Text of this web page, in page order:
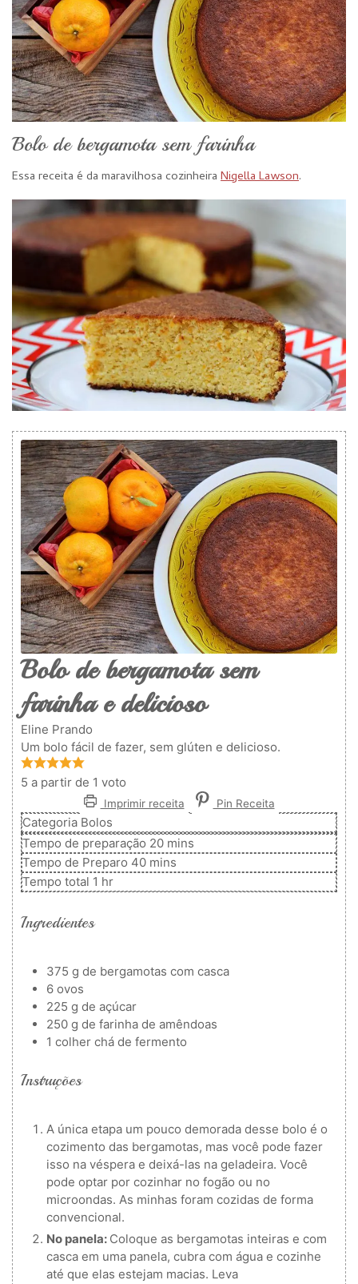
Bolo de bergamota sem farinha
Essa receita é da maravilhosa cozinheira Nigella Lawson.
Bolo de bergamota sem
farinha e delicioso
Eline Prando
Um bolo fácil de fazer, sem glúten e delicioso.
5 a partir de 1 voto
Imprimir receita Pin Receita
Categoria Bolos
Tempo de preparação 20minutos
mins
Tempo de Preparo 40minutos
mins
Tempo total 1 hora
hr
Ingredientes
375 g de bergamotas com casca
6 ovos
225 g de açúcar
250 g de farinha de amêndoas
1 colher chá de fermento
Instruções
A única etapa um pouco demorada desse bolo é o
cozimento das bergamotas, mas você pode fazer
isso na véspera e deixá-las na geladeira. Você
pode optar por cozinhar no fogão ou no
microondas. As minhas foram cozidas de forma
convencional.
No panela: Coloque as bergamotas inteiras e com
casca em uma panela, cubra com água e cozinhe
até que elas estejam macias. Leva